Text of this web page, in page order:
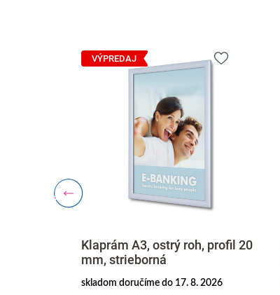
VÝPREDAJ
Klaprám A3, ostrý roh, profil 20
mm, strieborná
skladom doručíme do 17. 8. 2026